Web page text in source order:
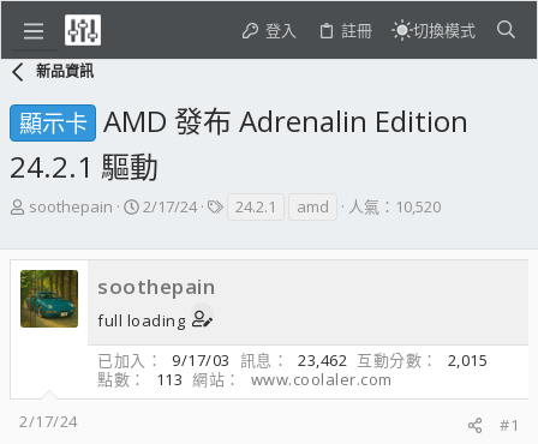
登入 註冊 切換模式
新品資訊
顯示卡 AMD 發布 Adrenalin Edition
24.2.1 驅動
主
發
起
人
soothepain
開
日
期
2/17/24
標
24.2.1 amd 人氣：10,520
soothepain
full loading
已加入
9/17/03 訊息 23,462 互動分數
2,015
點數
113 網站
www.coolaler.com
2/17/24
#1